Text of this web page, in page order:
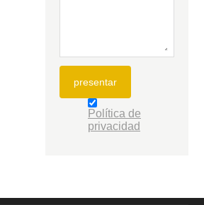
presentar
Política de
privacidad